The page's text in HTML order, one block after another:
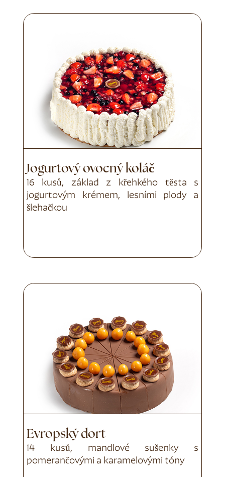
Jogurtový ovocný koláč
16 kusů, základ z křehkého těsta s
jogurtovým krémem, lesními plody a
šlehačkou
Evropský dort
14 kusů, mandlové sušenky s
pomerančovými a karamelovými tóny